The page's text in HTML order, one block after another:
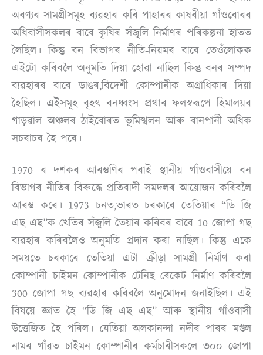
অৰণ্যৰ সামগ্ৰীসমূহ ব্যৱহাৰ কৰি পাহাৰৰ কাষৰীয়া গাঁওবোৰৰ
অধিবাসীসকলৰ বাবে কৃষিৰ সঁজুলি নিৰ্মাণৰ পৰিকল্পনা হাতত
লৈছিল। কিন্তু বন বিভাগৰ নীতি-নিয়মৰ বাবে তেওঁলোকক
এইটো কৰিবলৈ অনুমতি দিয়া হোৱা নাছিল কিন্তু বনৰ সম্পদ
ব্যৱহাৰৰ বাবে ডাঙৰ,বিদেশী কোম্পানীক অগ্ৰাধিকাৰ দিয়া
হৈছিল। এইসমূহ বৃহৎ বনধ্বংস প্ৰথাৰ ফলস্বৰূপে হিমালয়ৰ
গাড়ৱাল অঞ্চলৰ ঠাইবোৰত ভূমিস্খলন আৰু বানপানী অধিক
সচৰাচৰ হৈ পৰে।
1970 ৰ দশকৰ আৰম্ভণিৰ পৰাই স্থানীয় গাঁওবাসীয়ে বন
বিভাগৰ নীতিৰ বিৰুদ্ধে প্ৰতিবাদী সমদলৰ আয়োজন কৰিবলৈ
আৰম্ভ কৰে। 1973 চনত,ভাৰত চৰকাৰে তেতিয়াৰ “ডি জি
এছ এছ”ক খেতিৰ সঁজুলি তৈয়াৰ কৰিবৰ বাবে 10 জোপা গছ
ব্যৱহাৰ কৰিবলৈও অনুমতি প্ৰদান কৰা নাছিল। কিন্তু একে
সময়তে চৰকাৰে তেতিয়া এটা ক্ৰীড়া সামগ্ৰী নিৰ্মাণ কৰা
কোম্পানী চাইমন কোম্পানীক টেনিছ ৰেকেট নিৰ্মাণ কৰিবলৈ
300 জোপা গছ ব্যৱহাৰ কৰিবলৈ অনুমোদন জনাইছিল। এই
বিষয়ে জ্ঞাত হৈ “ডি জি এছ এছ” আৰু স্থানীয় গাঁওবাসী
উত্তেজিত হৈ পৰিল। যেতিয়া অলকানন্দা নদীৰ পাৰৰ মণ্ডল
নামৰ গাঁৱত চাইমন কোম্পানীৰ কৰ্মচাৰীসকলে ৩০০ জোপা